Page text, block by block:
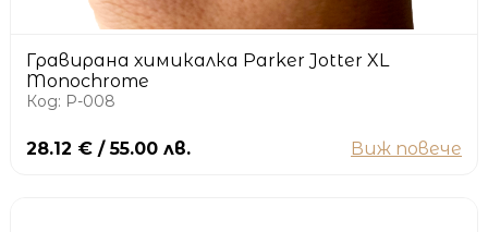
Гравирана химикалка Parker Jotter XL
Monochrome
Код: P-008
28.12 € / 55.00 лв. Виж повече